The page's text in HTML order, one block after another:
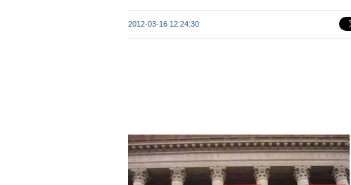
2012-03-16 12:24:30